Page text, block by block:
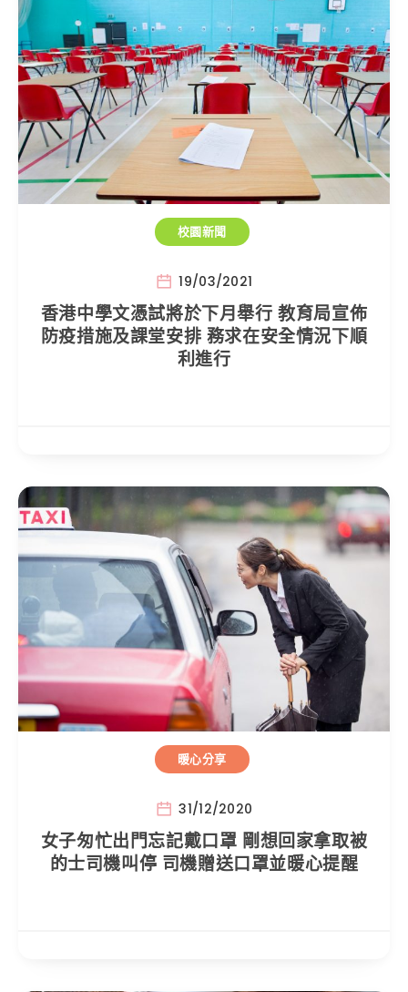
校園新聞
19/03/2021
香港中學文憑試將於下月舉行 教育局宣佈
防疫措施及課堂安排 務求在安全情況下順
利進行
暖心分享
31/12/2020
女子匆忙出門忘記戴口罩 剛想回家拿取被
的士司機叫停 司機贈送口罩並暖心提醒